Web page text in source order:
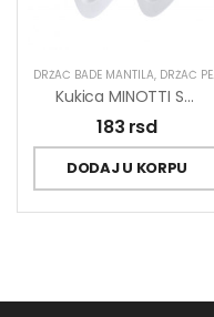
DRŽAČ BADE MANTILA, DRŽAČ PEŠKIRA
Kukica MINOTTI Samolepljiva 30×80 Ovalna Bela ABS 1,5kg Nosivost
183 rsd
DODAJ U KORPU